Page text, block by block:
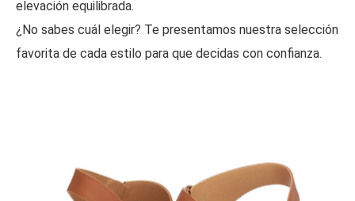
elevación equilibrada.
¿No sabes cuál elegir? Te presentamos nuestra selección
favorita de cada estilo para que decidas con confianza.